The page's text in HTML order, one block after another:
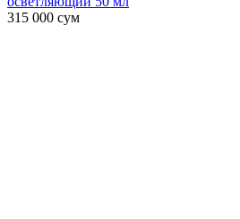
315 000 сум